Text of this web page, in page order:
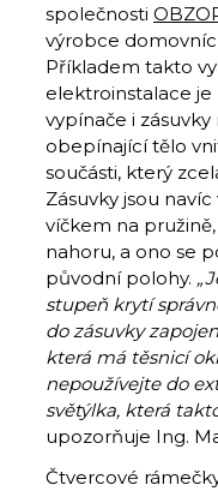
společnosti
výrobce
Příkladem takto
elektroinstalace je
vypínače i
obepínající tělo
součásti, který
Zásuvky jsou
víčkem na
nahoru, a ono se
původní polohy.
stupeň krytí
do zásuvky
která má těsnicí
nepoužívejte do
světýlka, která
upozorňuje Ing.
Čtvercové